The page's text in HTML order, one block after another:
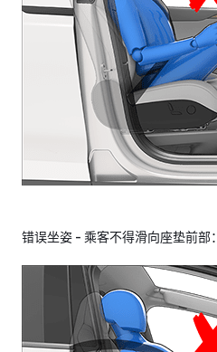
错误坐姿 - 乘客不得滑向座垫前部：